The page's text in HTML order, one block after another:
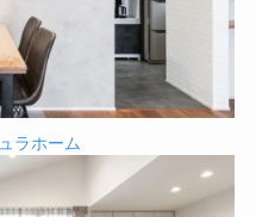
ラホーム